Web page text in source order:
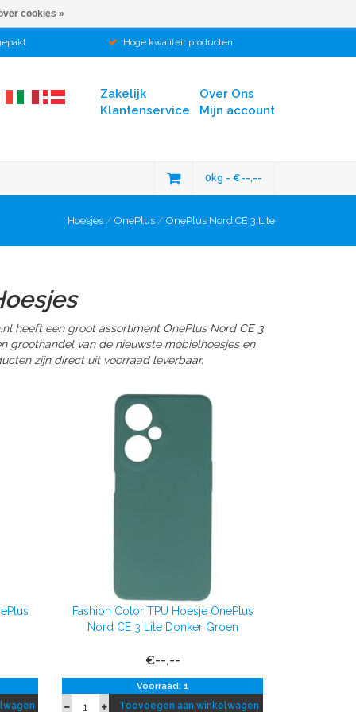
Hoge kwaliteit producten
Over Ons
Mijn account
Zakelijk
Klantenservice
0kg - €--,--
Hoesjes / OnePlus / OnePlus Nord CE 3 Lite
heeft een groot assortiment OnePlus Nord CE 3
groothandel van de nieuwste mobielhoesjes en
zijn direct uit voorraad leverbaar.
Fashion Color TPU Hoesje OnePlus
Nord CE 3 Lite Donker Groen
€--,--
Voorraad: 1
Toevoegen aan winkelwagen
cookies »